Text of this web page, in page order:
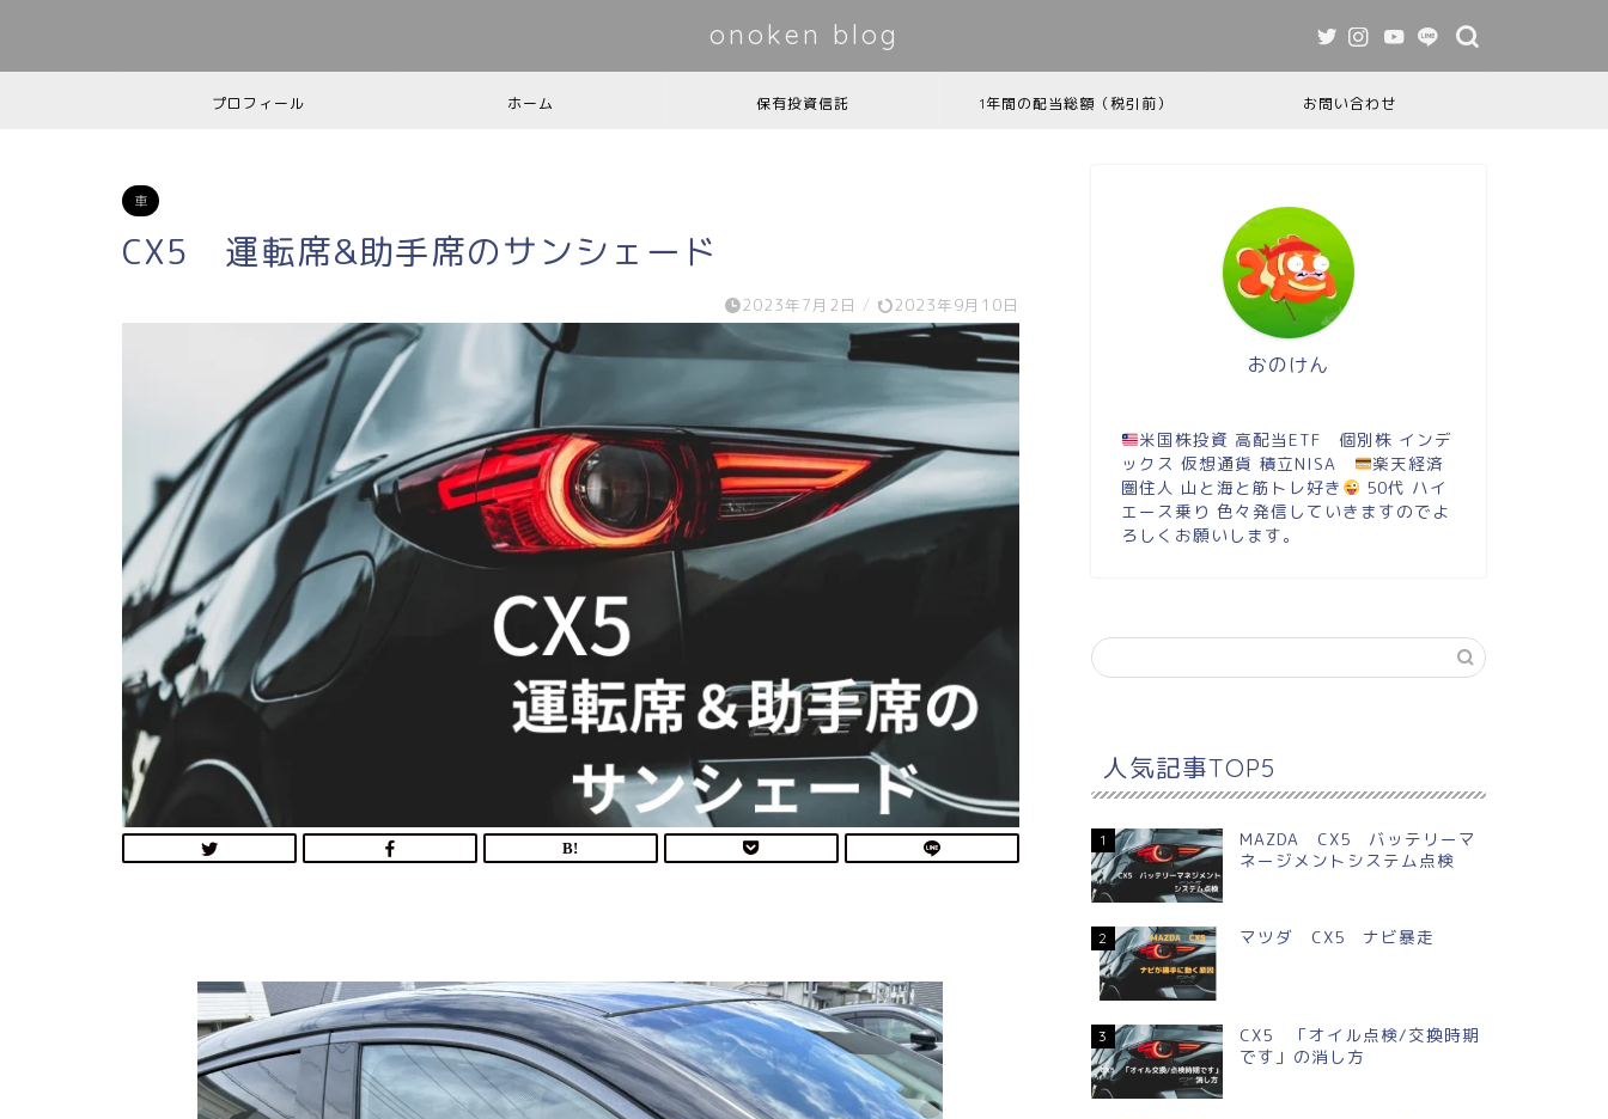
onoken blog
プロフィール ホーム 保有投資信託 1年間の配当総額（税引前） お問い合わせ
車
CX5 運転席&助手席のサンシェード
2023年7月2日 / 2023年9月10日
おのけん
米国株投資 高配当ETF 個別株 インデ
ックス 仮想通貨 積立NISA
楽天経済
圏住人 山と海と筋トレ好き
50代 ハイ
エース乗り 色々発信していきますのでよ
ろしくお願いします。
人気記事TOP5
1
MAZDA CX5 バッテリーマ
ネージメントシステム点検
2 マツダ CX5 ナビ暴走
3
CX5 「オイル点検/交換時期
です」の消し方